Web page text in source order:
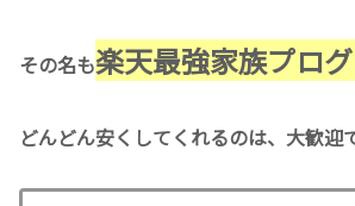
その名も楽天最強家族プロ
どんどん安くしてくれるのは、大歓迎